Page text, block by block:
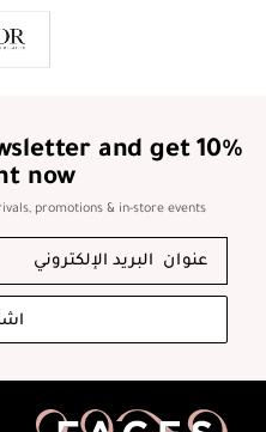
and get 10%
now
promotions & in-store events